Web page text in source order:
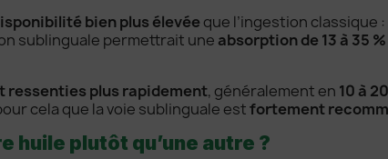
bien plus élevée que l’ingestion classique
sublinguale permettrait une absorption de 13 à 35 %
ressenties plus rapidement, généralement en 10 à
cela que la voie sublinguale estfortement
huile plutôt qu’une autre ?